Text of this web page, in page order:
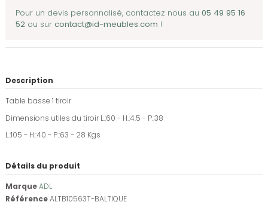
Pour un devis personnalisé, contactez nous au 05 49 95 16
52 ou sur contact@id-meubles.com !
Description
Table basse 1 tiroir
Dimensions utiles du tiroir L.:60 - H.:4.5 - P.:38
L.:105 - H.:40 - P.:63 - 28 Kgs
Détails du produit
MarqueADL
RéférenceALTB10563T-BALTIQUE